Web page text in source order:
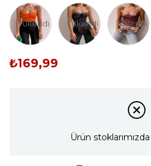
Tükendi Tükendi Tükendi
₺169,99
Ürün